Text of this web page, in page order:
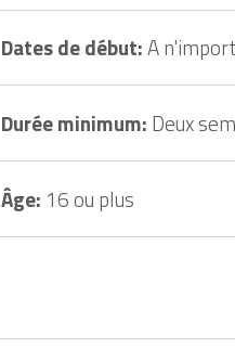
Dates de début:A
Durée minimum: Deux
Âge: 16 ou plus